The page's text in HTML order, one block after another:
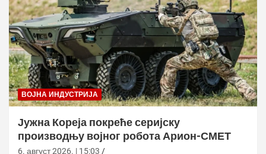
ВОЈНА ИНДУСТРИЈА
Јужна Кореја покреће серијску
производњу војног робота Арион-СМЕТ
6. август 2026. | 15:03